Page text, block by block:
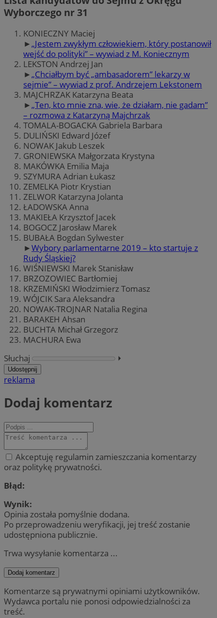
Wyborczego nr 31
KONIECZNY Maciej
►„Jestem zwykłym człowiekiem, który postanowił
wejść do polityki” – wywiad z M. Koniecznym
LEKSTON Andrzej Jan
►„Chciałbym być „ambasadorem” lekarzy w
sejmie” – wywiad z prof. Andrzejem Lekstonem
MAJCHRZAK Katarzyna Beata
►„Ten, kto mnie zna, wie, że działam, nie gadam”
– rozmowa z Katarzyną Majchrzak
TOMALA-BOGACKA Gabriela Barbara
DULIŃSKI Edward Józef
NOWAK Jakub Leszek
GRONIEWSKA Małgorzata Krystyna
MAKÓWKA Emilia Maja
SZYMURA Adrian Łukasz
ZEMELKA Piotr Krystian
ZELWOR Katarzyna Jolanta
ŁADOWSKA Anna
MAKIEŁA Krzysztof Jacek
BOGOCZ Jarosław Marek
BUBAŁA Bogdan Sylwester
►Wybory parlamentarne 2019 – kto startuje z
Rudy Śląskiej?
WIŚNIEWSKI Marek Stanisław
BRZOZOWIEC Bartłomiej
KRZEMIŃSKI Włodzimierz Tomasz
WÓJCIK Sara Aleksandra
NOWAK-TROJNAR Natalia Regina
BARAKEH Ahsan
BUCHTA Michał Grzegorz
MACHURA Ewa
Słuchaj
⏵︎
Udostępnij
reklama
Dodaj komentarz
Akceptuję regulamin zamieszczania komentarzy
oraz politykę prywatności.
Błąd:
Wynik:
Opinia została pomyślnie dodana.
Po przeprowadzeniu weryfikacji, jej treść zostanie
udostępniona publicznie.
Trwa wysyłanie komentarza ...
Dodaj komentarz
Komentarze są prywatnymi opiniami użytkowników.
Wydawca portalu nie ponosi odpowiedzialności za
treść.